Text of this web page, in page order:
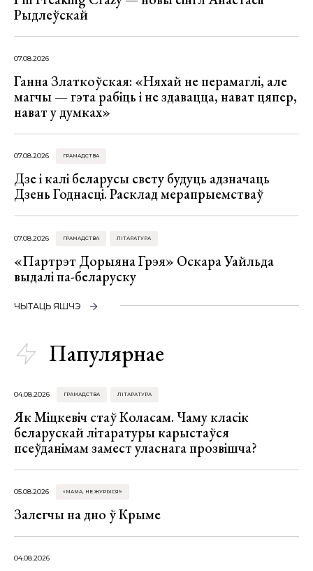
Рыдлеўскай
07.08.2026
Ганна Златкоўская: «Няхай не перамаглі, але
магчы — гэта рабіць і не здавацца, нават цяпер,
нават у думках»
07.08.2026 ГРАМАДСТВА
Дзе і калі беларусы свету будуць адзначаць
Дзень Годнасці. Расклад мерапрыемстваў
07.08.2026 ГРАМАДСТВА ЛІТАРАТУРА
«Партрэт Дорыяна Грэя» Оскара Уайльда
выдалі па-беларуску
ЧЫТАЦЬ ЯШЧЭ
Папулярнае
04.08.2026 ГРАМАДСТВА ЛІТАРАТУРА
Як Міцкевіч стаў Коласам. Чаму класік
беларускай літаратуры карыстаўся
псеўданімам замест уласнага прозвішча?
05.08.2026 «МАМА, НЕ ЖУРЫСЯ!»
Залегчы на дно ў Крыме
04.08.2026